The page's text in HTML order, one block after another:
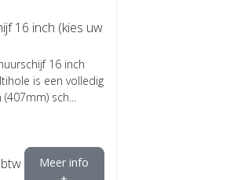
16 inch (kies uw
16 inch
is een volledig
sch...
Meer info